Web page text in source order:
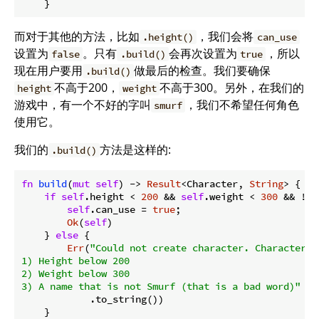
而对于其他的方法，比如 .height() ，我们会将 can_use
设置为 false 。只有 .build() 会再次设置为 true
，所以
现在用户要用 .build() 做最后的检查。我们要确保
height 不高于200， weight 不高于300。另外，在我们的
游戏中，有一个不好的字叫 smurf
，我们不希望任何角色
使用它。
我们的 .build() 方法是这样的:
fn build(mut self) -> Result<Character, String>
if self.height < 200 && self.weight < 300 && !
self.can_use = true;
Ok(self)
    }
else {
Err("Could not create character. Characters
1) Height below 200
2) Weight below 300
3) A name that is not Smurf (that is a bad word)"
            .to_string())
    }